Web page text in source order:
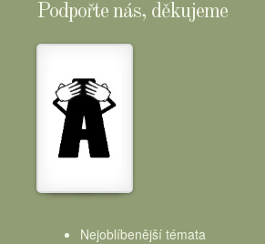
Podpořte nás, děkujeme
Nejoblíbenější témata